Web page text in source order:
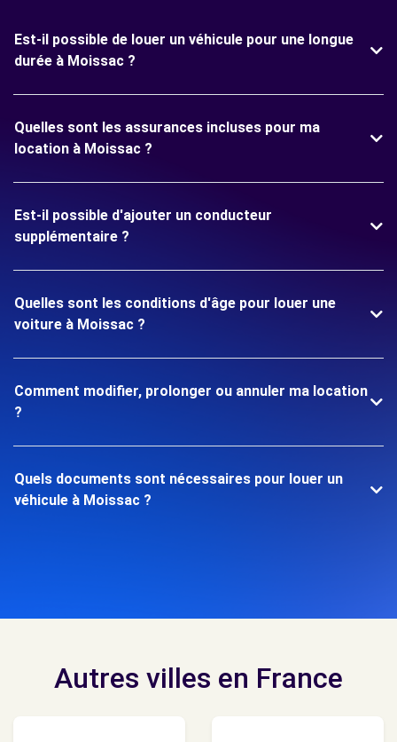
Est-il possible de louer un véhicule pour une longue
durée à Moissac ?
Quelles sont les assurances incluses pour ma
location à Moissac ?
Est-il possible d'ajouter un conducteur
supplémentaire ?
Quelles sont les conditions d'âge pour louer une
voiture à Moissac ?
Comment modifier, prolonger ou annuler ma location
?
Quels documents sont nécessaires pour louer un
véhicule à Moissac ?
Autres villes en France